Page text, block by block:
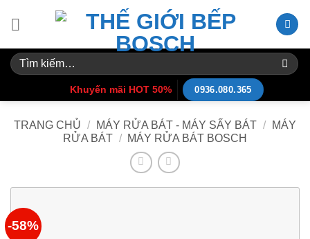
Tìm
kiếm:
Khuyến mãi HOT 50% 0936.080.365
TRANG CHỦ / MÁY RỬA BÁT - MÁY SẤY BÁT /
MÁY
RỬA BÁT / MÁY RỬA BÁT BOSCH
-58%